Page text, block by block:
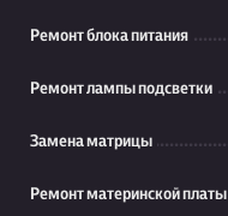
Ремонт блока питания
Ремонт лампы подсветки
Замена матрицы
Ремонт материнской платы